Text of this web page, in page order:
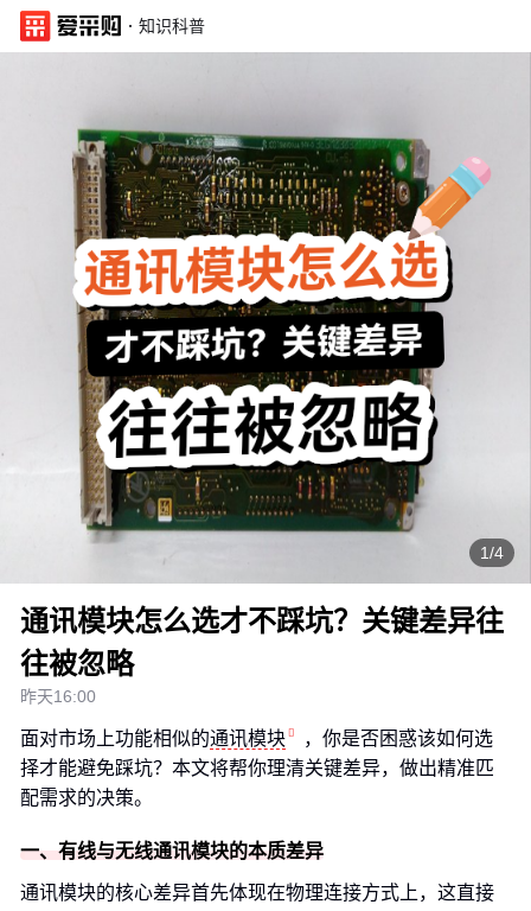
· 知识科普
1/4
通讯模块怎么选才不踩坑？关键差异往
往被忽略
昨天16:00
面对市场上功能相似的通讯模块
，你是否困惑该如何选
择才能避免踩坑？本文将帮你理清关键差异，做出精准匹
配需求的决策。
一、有线与无线通讯模块的本质差异
通讯模块的核心差异首先体现在物理连接方式上，这直接